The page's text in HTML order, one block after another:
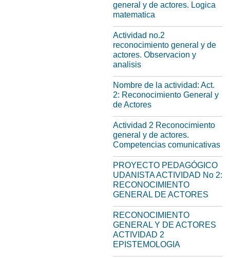
general y de actores. Logica
matematica
Actividad no.2
reconocimiento general y de
actores. Observacion y
analisis
Nombre de la actividad: Act.
2: Reconocimiento General y
de Actores
Actividad 2 Reconocimiento
general y de actores.
Competencias comunicativas
PROYECTO PEDAGÓGICO
UDANISTA ACTIVIDAD No 2:
RECONOCIMIENTO
GENERAL DE ACTORES
RECONOCIMIENTO
GENERAL Y DE ACTORES
ACTIVIDAD 2
EPISTEMOLOGIA